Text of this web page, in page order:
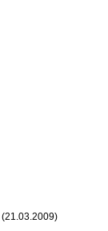
(21.03.2009)